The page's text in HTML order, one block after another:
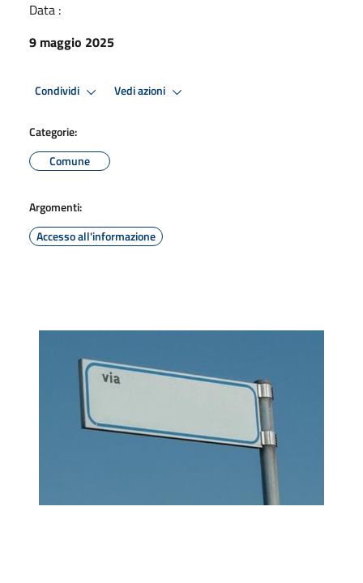
Data :
9 maggio 2025
Condividi Vedi azioni
Categorie:
Comune
Argomenti:
Accesso all'informazione